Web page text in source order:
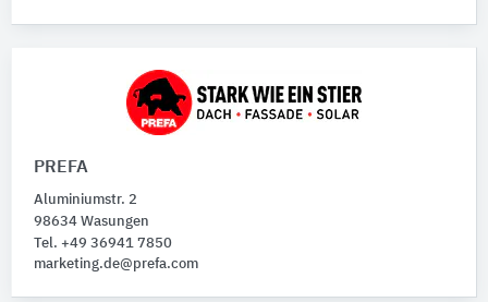
PREFA
Aluminiumstr. 2
98634 Wasungen
Tel. +49 36941 7850
marketing.de@prefa.com